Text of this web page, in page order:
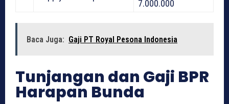
7.000.000
Baca Juga: Gaji PT Royal Pesona Indonesia
Tunjangan dan Gaji BPR
Harapan Bunda